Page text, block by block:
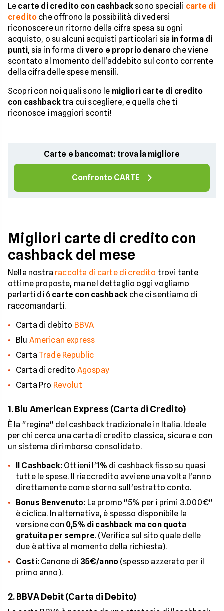
Le carte di credito con cashback sono speciali carte di
credito che offrono la possibilità di vedersi
riconoscere un ritorno della cifra spesa su ogni
acquisto, o su alcuni acquisti particolari sia in forma di
punti, sia in forma di vero e proprio denaro che viene
scontato al momento dell'addebito sul conto corrente
della cifra delle spese mensili.
Scopri con noi quali sono le migliori carte di credito
con cashbacktra cui scegliere, e quella che ti
riconosce i maggiori sconti!
Carte e bancomat: trova la migliore
Confronto CARTE
Migliori carte di credito con
cashback del mese
Nella nostra raccolta di carte di credito trovi tante
ottime proposte, ma nel dettaglio oggi vogliamo
parlarti di 6 carte con cashback che ci sentiamo di
raccomandarti.
Carta di debito BBVA
Blu American express
Carta Trade Republic
Carta di credito Agospay
Carta Pro Revolut
1. Blu American Express (Carta di Credito)
È la "regina" del cashback tradizionale in Italia. Ideale
per chi cerca una carta di credito classica, sicura e con
un sistema di rimborso consolidato.
Il Cashback:Ottieni l'1% di cashback fisso su quasi
tutte le spese. Il riaccredito avviene una volta l'anno
direttamente come storno sull'estratto conto.
Bonus Benvenuto: La promo "5% per i primi 3.000€"
è ciclica. In alternativa, è spesso disponibile la
versione con 0,5% di cashback ma con quota
gratuita per sempre. (Verifica sul sito quale delle
due è attiva al momento della richiesta).
Costi:Canone di 35€/anno (spesso azzerato per il
primo anno).
2. BBVA Debit (Carta di Debito)